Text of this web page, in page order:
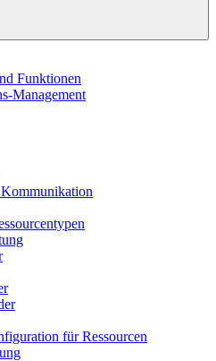
Funktionen
Management
für Ressourcen